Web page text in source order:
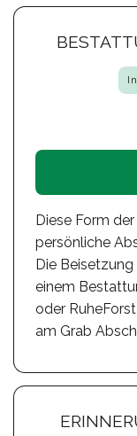
Diese Form
persönliche
Die
einem
oder
am Grab